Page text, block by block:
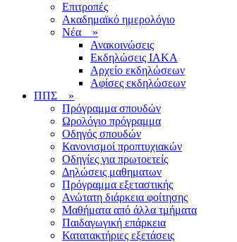
Επιτροπές
Ακαδημαϊκό ημερολόγιο
Νέα »
Ανακοινώσεις
Εκδηλώσεις ΙΑΚΑ
Αρχείο εκδηλώσεων
Αφίσες εκδηλώσεων
ΠΠΣ »
Πρόγραμμα σπουδών
Ωρολόγιο πρόγραμμα
Οδηγός σπουδών
Κανονισμοί προπτυχιακών
Οδηγίες για πρωτοετείς
Δηλώσεις μαθηματων
Πρόγραμμα εξεταστικής
Ανώτατη διάρκεια φοίτησης
Μαθήματα από άλλα τμήματα
Παιδαγωγική επάρκεια
Κατατακτήριες εξετάσεις